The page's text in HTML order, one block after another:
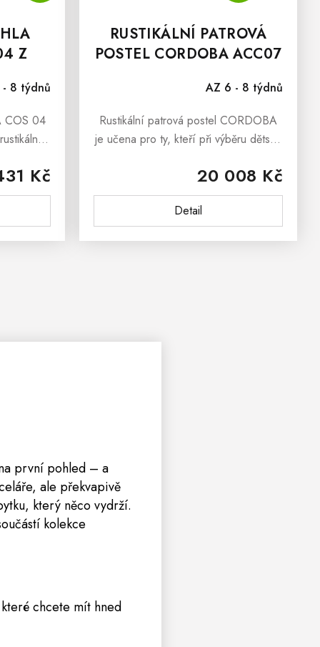
Z
8 týdnů
Kč
COS 04
box na
RUSTIKÁLNÍ PATROVÁ
POSTEL CORDOBA ACC07
AZ 6 - 8 týdnů
20 008 Kč
Detail
Rustikální patrová postel CORDOBA
je učena pro ty, kteří při výběru dětské
spolehlivost a praktičnost. Rustikální
patrová postel CORDOBA z...
první pohled – a
ale překvapivě
který něco vydrží.
kolekce
chcete mít hned